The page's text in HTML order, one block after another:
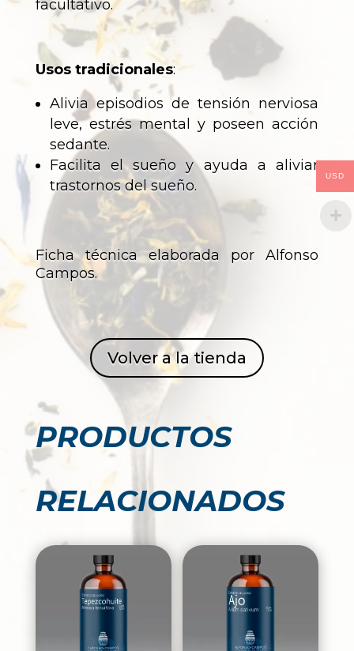
facultativo.
Usos tradicionales:
Alivia episodios de tensión nerviosa
leve, estrés mental y poseen acción
sedante.
Facilita el sueño y ayuda a aliviar
trastornos del sueño.
Ficha técnica elaborada por Alfonso
Campos.
Volver a la tienda
PRODUCTOS
RELACIONADOS
USD